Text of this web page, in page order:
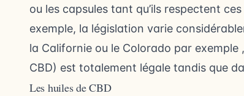
ou les capsules tant qu’ils respectent
exemple, la législation varie
la Californie ou le Colorado par
CBD) est totalement légale tandis que
Les huiles de CBD